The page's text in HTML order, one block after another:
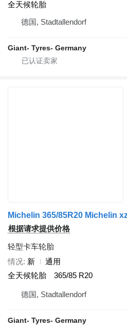
全天候轮胎
德国, Stadtallendorf
Giant- Tyres- Germany
Michelin 365/85R20 Michelin
根据请求提供价格
轻型卡车轮胎
情况 新
通用
全天候轮胎
365/85 R20
德国, Stadtallendorf
Giant- Tyres- Germany